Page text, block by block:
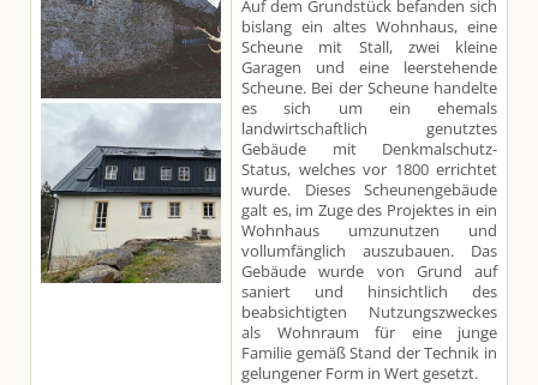
Auf dem Grundstück befanden sich
bislang ein altes Wohnhaus, eine
Scheune mit Stall, zwei kleine
Garagen und eine leerstehende
Scheune. Bei der Scheune handelte
es sich um ein ehemals
landwirtschaftlich genutztes
Gebäude mit Denkmalschutz-
Status, welches vor 1800 errichtet
wurde. Dieses Scheunengebäude
galt es, im Zuge des Projektes in ein
Wohnhaus umzunutzen und
vollumfänglich auszubauen. Das
Gebäude wurde von Grund auf
saniert und hinsichtlich des
beabsichtigten Nutzungszweckes
als Wohnraum für eine junge
Familie gemäß Stand der Technik in
gelungener Form in Wert gesetzt.